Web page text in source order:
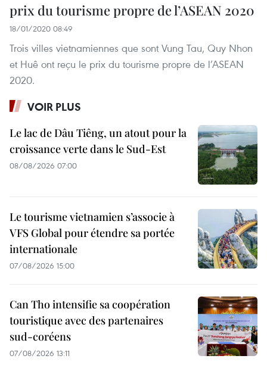
prix du tourisme propre de l’ASEAN 2020
18/01/2020 08:49
Trois villes vietnamiennes que sont Vung Tau, Quy Nhon
et Huê ont reçu le prix du tourisme propre de l’ASEAN
2020.
VOIR PLUS
Le lac de Dâu Tiêng, un atout pour la
croissance verte dans le Sud-Est
08/08/2026 07:00
Le tourisme vietnamien s’associe à
VFS Global pour étendre sa portée
internationale
07/08/2026 15:00
Can Tho intensifie sa coopération
touristique avec des partenaires
sud-coréens
07/08/2026 13:11